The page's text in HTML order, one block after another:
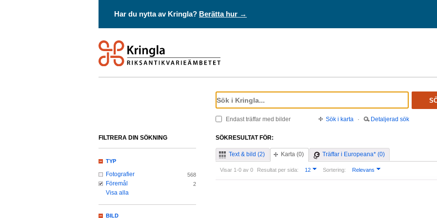
Har du nytta av Kringla? Berätta hur →
Endast träffar med bilder Sök i karta · Detaljerad sök
SÖKRESULTAT FÖR:
Text & bild (2) Karta (0) Träffar i Europeana* (0)
Visar 1-0 av 0 Resultat per sida: 12 Sortering: Relevans
FILTRERA DIN SÖKNING
TYP
Fotografier 568
Föremål 2
Visa alla
BILD